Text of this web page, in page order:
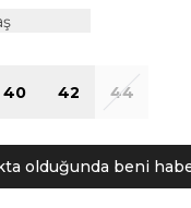
40 42 44
olduğunda beni